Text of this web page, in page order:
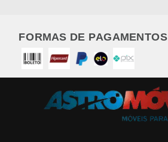
FORMAS DE PAGAMENTOS